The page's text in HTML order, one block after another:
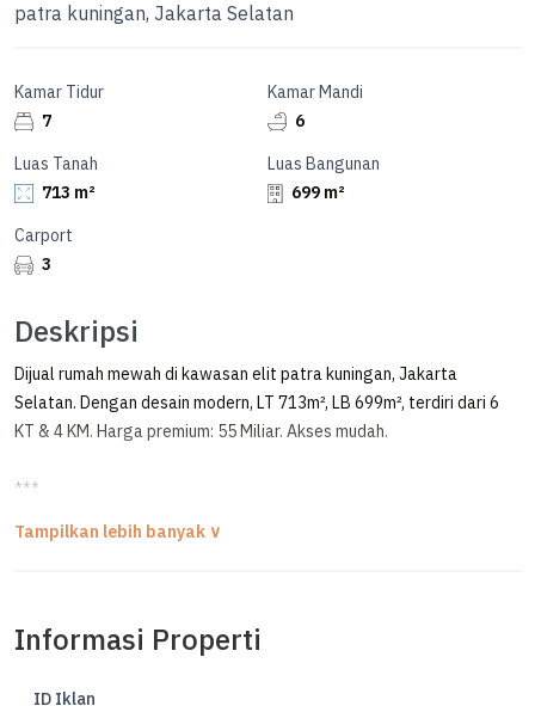
patra kuningan, Jakarta Selatan
Kamar Tidur
7
Kamar Mandi
6
Luas Tanah
713 m²
Luas Bangunan
699 m²
Carport
3
Deskripsi
Dijual rumah mewah di kawasan elit patra kuningan, Jakarta
Selatan. Dengan desain modern, LT 713m², LB 699m², terdiri dari 6
KT & 4 KM. Harga premium: 55 Miliar. Akses mudah.
***
POSISI HOEK, LINGKUNGAN TENANG, PRIME AREA
Lokasi Nyaman, Tenang, Eksklusif
Informasi Properti
ID Iklan